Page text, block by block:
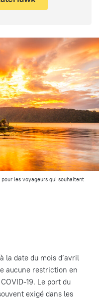
les voyageurs qui souhaitent
à la date du mois d’avril
aucune restriction en
19. Le port du
exigé dans les